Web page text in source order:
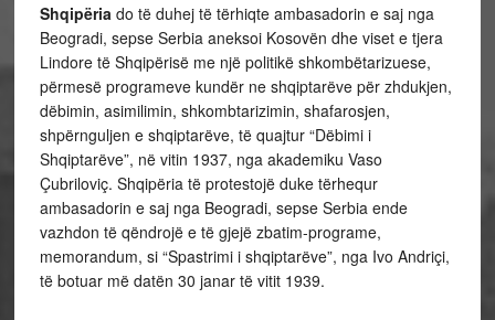
Shqipëria do të duhej të tërhiqte ambasadorin e saj nga
Beogradi, sepse Serbia aneksoi Kosovën dhe viset e tjera
Lindore të Shqipërisë me një politikë shkombëtarizuese,
përmesë programeve kundër ne shqiptarëve për zhdukjen,
dëbimin, asimilimin, shkombtarizimin, shafarosjen,
shpërnguljen e shqiptarëve, të quajtur “Dëbimi i
Shqiptarëve”, në vitin 1937, nga akademiku Vaso
Çubriloviç. Shqipëria të protestojë duke tërhequr
ambasadorin e saj nga Beogradi, sepse Serbia ende
vazhdon të qëndrojë e të gjejë zbatim-programe,
memorandum, si “Spastrimi i shqiptarëve”, nga Ivo Andriçi,
të botuar më datën 30 janar të vitit 1939.